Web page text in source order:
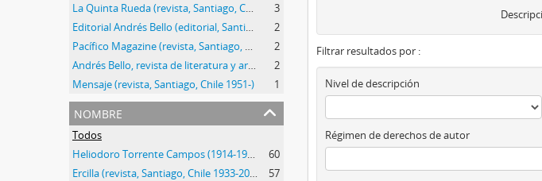
La Quinta Rueda (revista, Santiago, Chile, 1972-1973)
3
Editorial Andrés Bello (editorial, Santiago, Chile, 1945-)
2
Pacífico Magazine (revista, Santiago, Chile, 1913-1921)
2
Andrés Bello, revista de literatura y arte (s.f.)
2
Mensaje (revista, Santiago, Chile 1951-)
1
nombre
Todos
Heliodoro Torrente Campos (1914-1995)
60
Ercilla (revista, Santiago, Chile 1933-2015)
57
Filtrar resultados por :
Nivel de descripción
Régimen de derechos de autor